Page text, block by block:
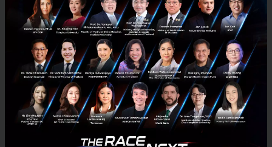
BLOCKATHON 2021 FINANCE AND BEYOND
KillSwitch สุดยอดทีมนักพัฒนา คว้ารางวัลชนะเลิศจากเวที “SCB 10X
BANGKOK BLOCKATHON 2021: FINANCE AND BEYOND”โชว์ศักยภาพนำ
เสนอไอเดียต่อยอดธุรกิจด้วย Blockchain...
มีนาคม 29, 2021 | ByTechsauce Team
PR News SCB 10X KillSwitch Blockchain